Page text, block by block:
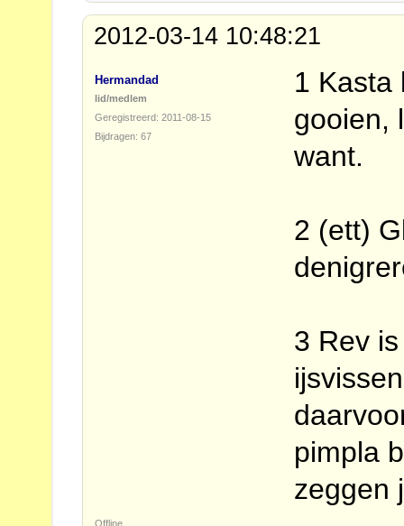
2012-03-14 10:48:21
Hermandad
lid/medlem
Geregistreerd: 2011-08-15
Bijdragen: 67
1 Kasta
gooien,
want.
2 (ett)
3 Rev
pimpla
zeggen
Offline